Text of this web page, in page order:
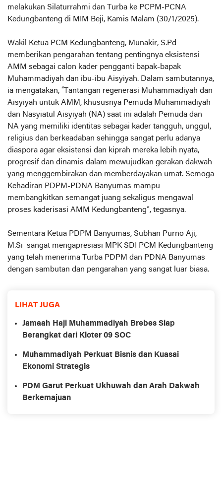
melakukan Silaturrahmi dan Turba ke PCPM-PCNA
Kedungbanteng di MIM Beji, Kamis Malam (30/1/2025).
Wakil Ketua PCM Kedungbanteng, Munakir, S.Pd
memberikan pengarahan tentang pentingnya eksistensi
AMM sebagai calon kader pengganti bapak-bapak
Muhammadiyah dan ibu-ibu Aisyiyah. Dalam sambutannya,
ia mengatakan, “Tantangan regenerasi Muhammadiyah dan
Aisyiyah untuk AMM, khususnya Pemuda Muhammadiyah
dan Nasyiatul Aisyiyah (NA) saat ini adalah Pemuda dan
NA yang memiliki identitas sebagai kader tangguh, unggul,
religius dan berkeadaban sehingga sangat perlu adanya
diaspora agar eksistensi dan kiprah mereka lebih nyata,
progresif dan dinamis dalam mewujudkan gerakan dakwah
yang menggembirakan dan memberdayakan umat. Semoga
Kehadiran PDPM-PDNA Banyumas mampu
membangkitkan semangat juang sekaligus mengawal
proses kaderisasi AMM Kedungbanteng”, tegasnya.
Sementara Ketua PDPM Banyumas, Subhan Purno Aji,
M.Si sangat mengapresiasi MPK SDI PCM Kedungbanteng
yang telah menerima Turba PDPM dan PDNA Banyumas
dengan sambutan dan pengarahan yang sangat luar biasa.
LIHAT JUGA
Jamaah Haji Muhammadiyah Brebes Siap
Berangkat dari Kloter 09 SOC
Muhammadiyah Perkuat Bisnis dan Kuasai
Ekonomi Strategis
PDM Garut Perkuat Ukhuwah dan Arah Dakwah
Berkemajuan